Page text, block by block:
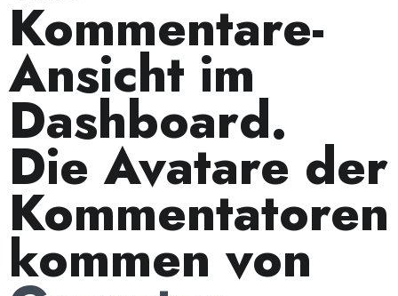
Kommentare-
Ansicht im
Dashboard.
Die Avatare der
Kommentatoren
kommen von